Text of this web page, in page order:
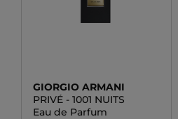
GIORGIO ARMANI
PRIVÉ - 1001 NUITS
Eau de Parfum